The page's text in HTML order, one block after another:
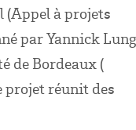
(Appel à projets
par Yannick
de Bordeaux (
projet réunit des